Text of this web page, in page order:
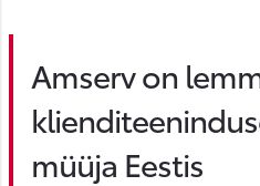
Amserv on
müüja Eestis